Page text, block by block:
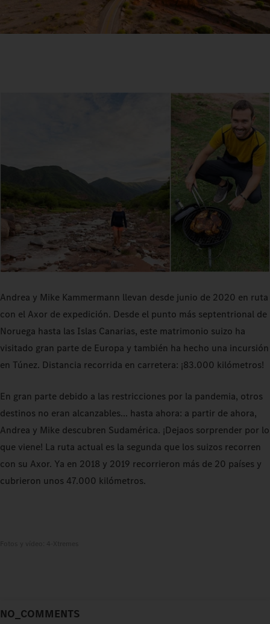
Andrea y Mike Kammermann llevan desde junio de 2020 en ruta
con el Axor de expedición. Desde el punto más septentrional de
Noruega hasta las Islas Canarias, este matrimonio suizo ha
visitado gran parte de Europa y también ha hecho una incursión
en Túnez. Distancia recorrida en carretera: ¡83.000 kilómetros!
En gran parte debido a las restricciones por la pandemia, otros
destinos no eran alcanzables... hasta ahora: a partir de ahora,
Andrea y Mike descubren Sudamérica. ¡Dejaos sorprender por lo
que viene! La ruta actual es la segunda que los suizos recorren
con su Axor. Ya en 2018 y 2019 recorrieron más de 20 países y
cubrieron unos 47.000 kilómetros.
NO_COMMENTS